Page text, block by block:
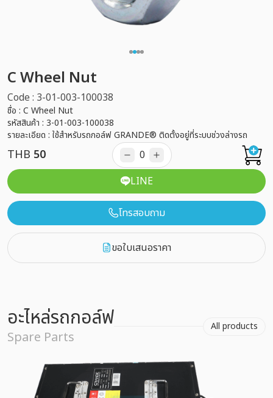
C Wheel Nut
Code : 3-01-003-100038
ชื่อ : C Wheel Nut
รหัสสินค้า : 3-01-003-100038
รายละเอียด : ใช้สำหรับรถกอล์ฟ GRANDE® ติดตั้งอยู่ที่ระบบช่วงล่างรถ
THB 50
LINE
โทรสอบถาม
ขอใบเสนอราคา
อะไหล่รถกอล์ฟ
Spare Parts
All products